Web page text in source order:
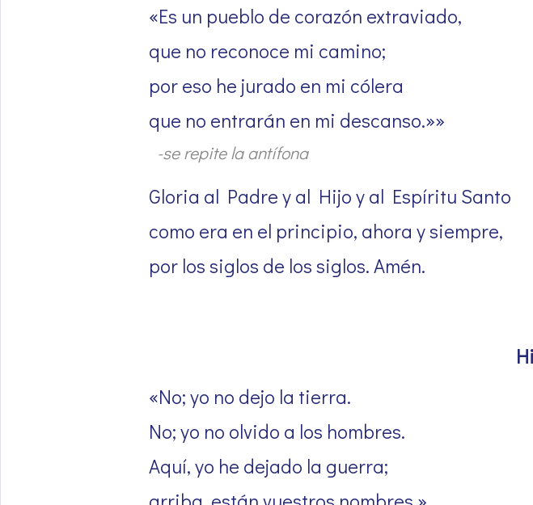
«Es un pueblo de corazón extraviado,
que no reconoce mi camino;
por eso he jurado en mi cólera
que no entrarán en mi descanso.»»
-se repite la antífona
Gloria al Padre y al Hijo y al Espíritu Santo
como era en el principio, ahora y siempre,
por los siglos de los siglos. Amén.
«No; yo no dejo la tierra.
No; yo no olvido a los hombres.
Aquí, yo he dejado la guerra;